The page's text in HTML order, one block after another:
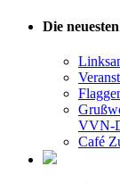
Die
VVN-
Café